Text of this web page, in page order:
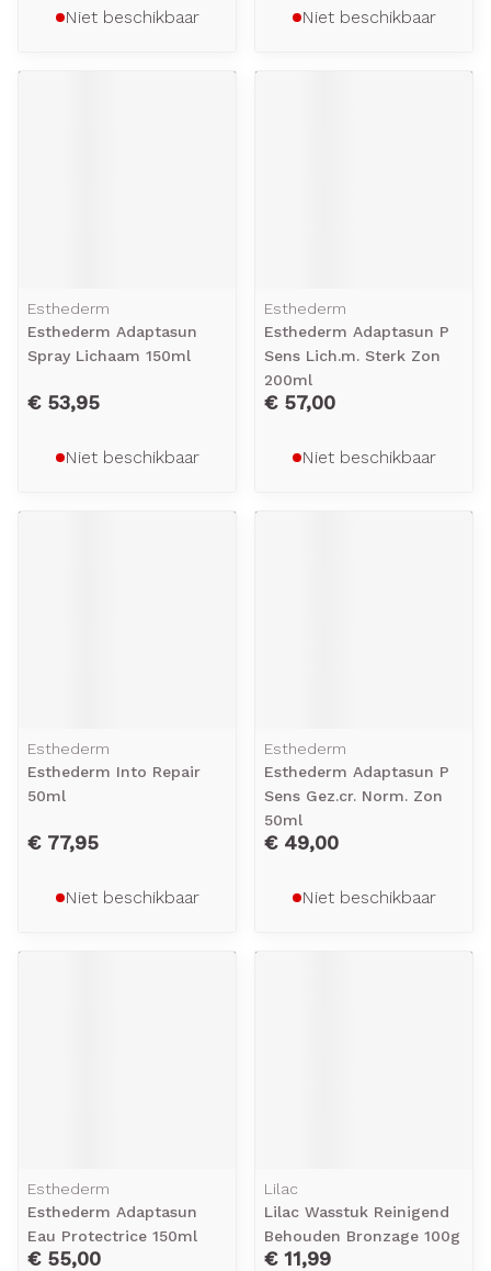
Niet beschikbaar Niet beschikbaar
Esthederm
Esthederm Adaptasun
Spray Lichaam 150ml
€ 53,95
Niet beschikbaar
Esthederm
Esthederm Adaptasun P
Sens Lich.m. Sterk Zon
200ml
€ 57,00
Niet beschikbaar
Esthederm
Esthederm Into Repair
50ml
€ 77,95
Niet beschikbaar
Esthederm
Esthederm Adaptasun P
Sens Gez.cr. Norm. Zon
50ml
€ 49,00
Niet beschikbaar
Esthederm
Esthederm Adaptasun
Eau Protectrice 150ml
€ 55,00
Lilac
Lilac Wasstuk Reinigend
Behouden Bronzage 100g
€ 11,99